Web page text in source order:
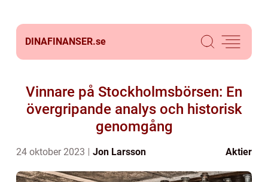
DINAFINANSER.se
Vinnare på Stockholmsbörsen: En
övergripande analys och historisk
genomgång
24 oktober 2023 Jon Larsson Aktier